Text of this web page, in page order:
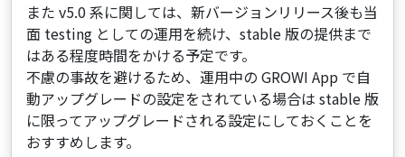
また v5.0 系に関しては、新バージョンリリース後も当
面 testing としての運用を続け、stable 版の提供まで
はある程度時間をかける予定です。
不慮の事故を避けるため、運用中の GROWI App で自
動アップグレードの設定をされている場合は stable 版
に限ってアップグレードされる設定にしておくことを
おすすめします。